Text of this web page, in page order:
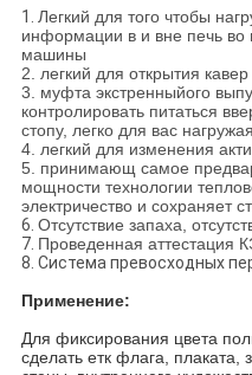
1. Легкий для того чтобы
информации в и вне печь во
машины
2. легкий для открытия
3. муфта экстренныйого
контролировать питаться
стопу, легко для вас
4. легкий для изменения
5. принимающ самое
мощности технологии
электричество и сохраняет
6. Отсутствие запаха,
7. Проведенная аттестация
8. Система превосходных
Применение:
Для фиксирования цвета
сделать етк флага, плаката,